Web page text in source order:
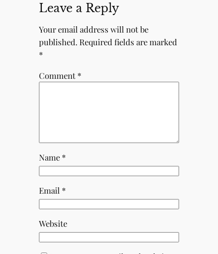
Leave a Reply
Your email address will not be
published. Required fields are marked
*
Comment *
Name *
Email *
Website